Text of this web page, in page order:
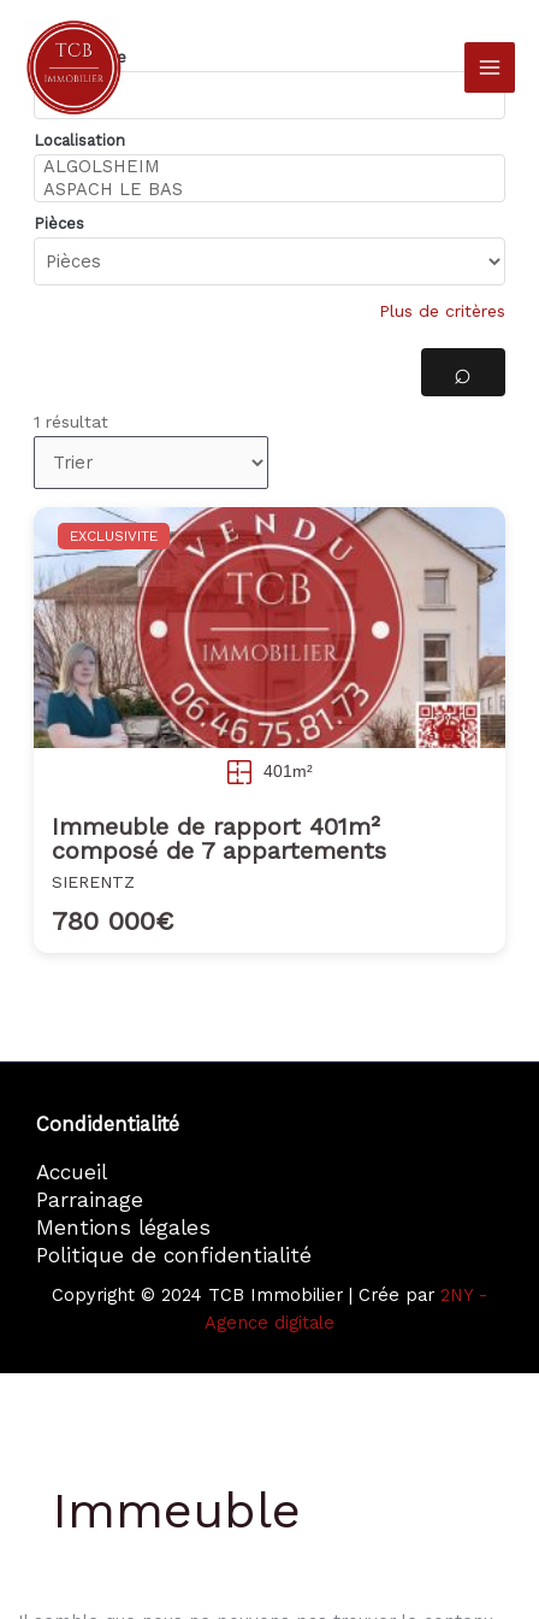
contenuType d'offre
Localisation
Pièces
Plus de critères
1 résultat
EXCLUSIVITE
401m²
Immeuble de rapport 401m²
composé de 7 appartements
SIERENTZ
780 000€
Condidentialité
Accueil
Parrainage
Mentions légales
Politique de confidentialité
Copyright © 2024 TCB Immobilier | Crée par 2NY -
Agence digitale
Immeuble